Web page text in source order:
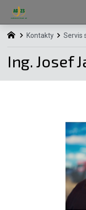
Kontakty Servis
Ing. Josef